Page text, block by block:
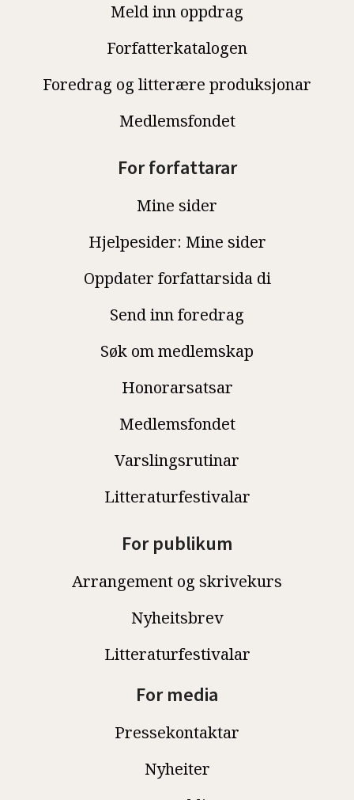
Meld inn oppdrag
Forfatterkatalogen
Foredrag og litterære produksjonar
Medlemsfondet
For forfattarar
Mine sider
Hjelpesider: Mine sider
Oppdater forfattarsida di
Send inn foredrag
Søk om medlemskap
Honorarsatsar
Medlemsfondet
Varslingsrutinar
Litteraturfestivalar
For publikum
Arrangement og skrivekurs
Nyheitsbrev
Litteraturfestivalar
For media
Pressekontaktar
Nyheiter